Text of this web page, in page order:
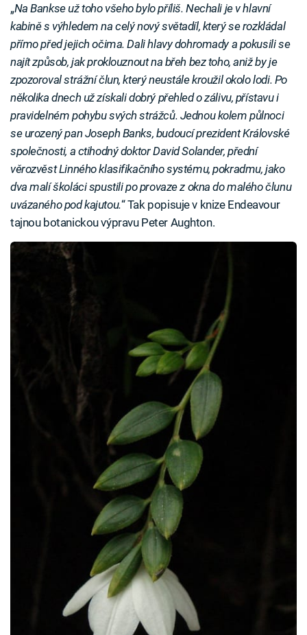
„Na Bankse už toho všeho bylo příliš. Nechali je v hlavní
kabině s výhledem na celý nový světadíl, který se rozkládal
přímo před jejich očima. Dali hlavy dohromady a pokusili se
najít způsob, jak proklouznout na břeh bez toho, aniž by je
zpozoroval strážní člun, který neustále kroužil okolo lodi. Po
několika dnech už získali dobrý přehled o zálivu, přístavu i
pravidelném pohybu svých strážců. Jednou kolem půlnoci
se urozený pan Joseph Banks, budoucí prezident Královské
společnosti, a ctihodný doktor David Solander, přední
věrozvěst Linného klasifikačního systému, pokradmu, jako
dva malí školáci spustili po provaze z okna do malého člunu
uvázaného pod kajutou.“ Tak popisuje v knize Endeavour
tajnou botanickou výpravu Peter Aughton.